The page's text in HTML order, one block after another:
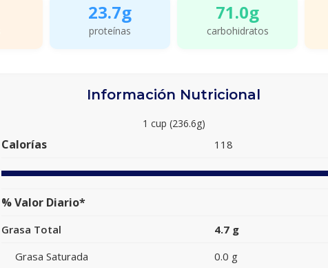
23.7g
proteínas
71.0g
carbohidratos
Información Nutricional
1 cup (236.6g)
Calorías 118
% Valor Diario*
Grasa Total
4.7 g
Grasa Saturada
0.0 g